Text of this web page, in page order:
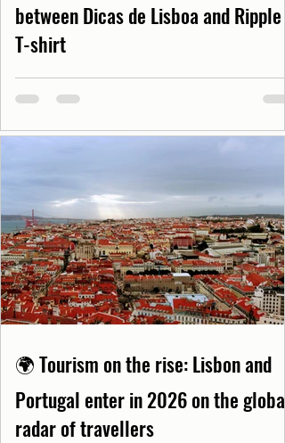
between Dicas de Lisboa and Ripple
T-shirt
🌍 Tourism on the rise: Lisbon and
Portugal enter in 2026 on the global
radar of travellers